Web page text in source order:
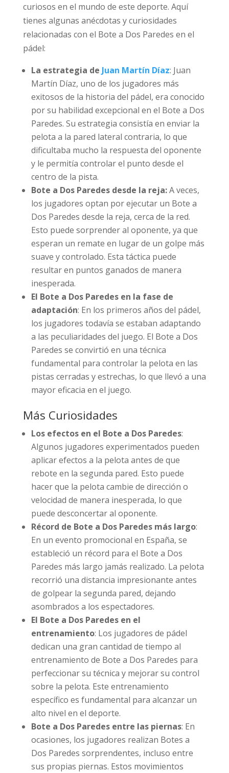
curiosos en el mundo de este deporte. Aquí
tienes algunas anécdotas y curiosidades
relacionadas con el Bote a Dos Paredes en el
pádel:
La estrategia de Juan Martín Díaz: Juan
Martín Díaz, uno de los jugadores más
exitosos de la historia del pádel, era conocido
por su habilidad excepcional en el Bote a Dos
Paredes. Su estrategia consistía en enviar la
pelota a la pared lateral contraria, lo que
dificultaba mucho la respuesta del oponente
y le permitía controlar el punto desde el
centro de la pista.
Bote a Dos Paredes desde la reja:A veces,
los jugadores optan por ejecutar un Bote a
Dos Paredes desde la reja, cerca de la red.
Esto puede sorprender al oponente, ya que
esperan un remate en lugar de un golpe más
suave y controlado. Esta táctica puede
resultar en puntos ganados de manera
inesperada.
El Bote a Dos Paredes en la fase de
adaptación: En los primeros años del pádel,
los jugadores todavía se estaban adaptando
a las peculiaridades del juego. El Bote a Dos
Paredes se convirtió en una técnica
fundamental para controlar la pelota en las
pistas cerradas y estrechas, lo que llevó a una
mayor eficacia en el juego.
Más Curiosidades
Los efectos en el Bote a Dos Paredes:
Algunos jugadores experimentados pueden
aplicar efectos a la pelota antes de que
rebote en la segunda pared. Esto puede
hacer que la pelota cambie de dirección o
velocidad de manera inesperada, lo que
puede desconcertar al oponente.
Récord de Bote a Dos Paredes más largo:
En un evento promocional en España, se
estableció un récord para el Bote a Dos
Paredes más largo jamás realizado. La pelota
recorrió una distancia impresionante antes
de golpear la segunda pared, dejando
asombrados a los espectadores.
El Bote a Dos Paredes en el
entrenamiento: Los jugadores de pádel
dedican una gran cantidad de tiempo al
entrenamiento de Bote a Dos Paredes para
perfeccionar su técnica y mejorar su control
sobre la pelota. Este entrenamiento
específico es fundamental para alcanzar un
alto nivel en el deporte.
Bote a Dos Paredes entre las piernas: En
ocasiones, los jugadores realizan Botes a
Dos Paredes sorprendentes, incluso entre
sus propias piernas. Estos movimientos